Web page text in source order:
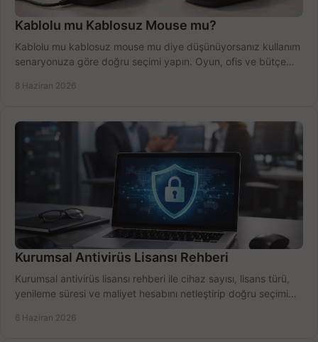
Kablolu mu Kablosuz Mouse mu?
Kablolu mu kablosuz mouse mu diye düşünüyorsanız kullanım
senaryonuza göre doğru seçimi yapın. Oyun, ofis ve bütçe
8 Haziran 2026
Kurumsal Antivirüs Lisansı Rehberi
Kurumsal antivirüs lisansı rehberi ile cihaz sayısı, lisans türü,
yenileme süresi ve maliyet hesabını netleştirip doğru seçimi
6 Haziran 2026